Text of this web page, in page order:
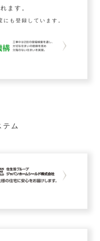
ます。
も登録しています。
テム